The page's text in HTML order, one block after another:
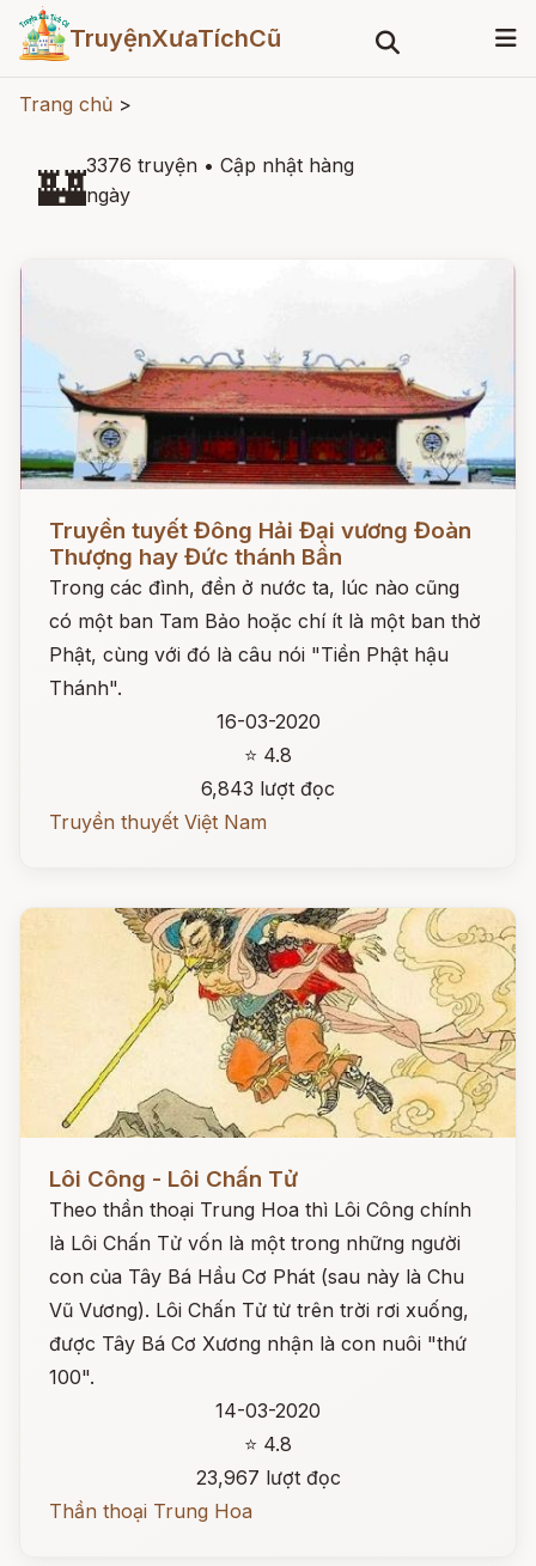
TruyệnXưaTíchCũ
Trang chủ >
🏰3376 truyện • Cập nhật hàng
ngày
Đọc ngay
Truyền tuyết Đông Hải Đại vương Đoàn
Thượng hay Đức thánh Bần
Trong các đình, đền ở nước ta, lúc nào cũng
có một ban Tam Bảo hoặc chí ít là một ban thờ
Phật, cùng với đó là câu nói "Tiền Phật hậu
Thánh".
16-03-2020
⭐ 4.8
6,843 lượt đọc
Truyền thuyết Việt Nam
Lôi Công - Lôi Chấn Tử
Theo thần thoại Trung Hoa thì Lôi Công chính
là Lôi Chấn Tử vốn là một trong những người
con của Tây Bá Hầu Cơ Phát (sau này là Chu
Vũ Vương). Lôi Chấn Tử từ trên trời rơi xuống,
được Tây Bá Cơ Xương nhận là con nuôi "thứ
100".
14-03-2020
⭐ 4.8
23,967 lượt đọc
Thần thoại Trung Hoa